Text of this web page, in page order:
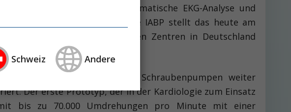
Systemen wurde die automatische EKG-Analyse und
wesentlich verbessert. Die IABP stellt das heute am
ist an ca. 180 kardiologischen Zentren in Deutschland
bereits implantierte axiale Schraubenpumpen weiter
Der erste Prototyp, der in der Kardiologie zum Einsatz
bis zu 70.000 Umdrehungen pro Minute mit einer
Schweiz Andere